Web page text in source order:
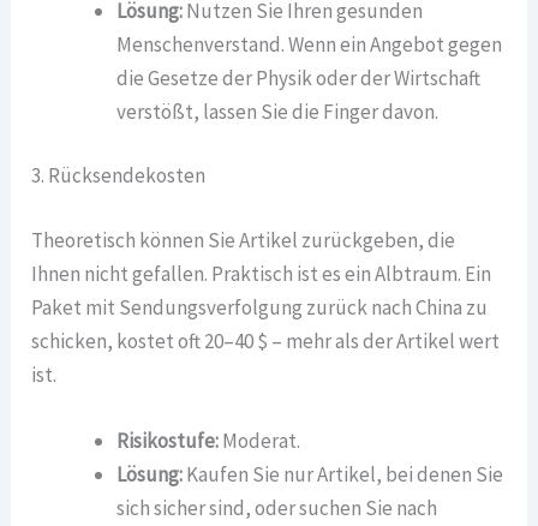
Lösung:Nutzen Sie Ihren gesunden
Menschenverstand. Wenn ein Angebot gegen
die Gesetze der Physik oder der Wirtschaft
verstößt, lassen Sie die Finger davon.
3. Rücksendekosten
Theoretisch können Sie Artikel zurückgeben, die
Ihnen nicht gefallen. Praktisch ist es ein Albtraum. Ein
Paket mit Sendungsverfolgung zurück nach China zu
schicken, kostet oft 20–40 $ – mehr als der Artikel wert
ist.
Risikostufe:Moderat.
Lösung:Kaufen Sie nur Artikel, bei denen Sie
sich sicher sind, oder suchen Sie nach